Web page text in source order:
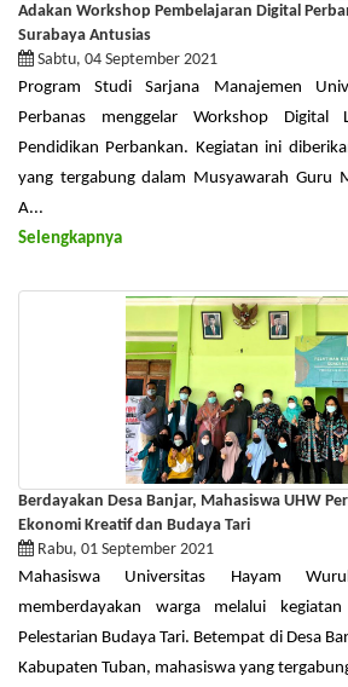
Adakan Workshop Pembelajaran Digital
Surabaya Antusias
Sabtu, 04 September 2021
Program Studi Sarjana Manajemen
Perbanas menggelar Workshop Digital
Pendidikan Perbankan. Kegiatan ini
yang tergabung dalam Musyawarah Guru
A...
Selengkapnya
Berdayakan Desa Banjar, Mahasiswa UHW
Ekonomi Kreatif dan Budaya Tari
Rabu, 01 September 2021
Mahasiswa Universitas Hayam
memberdayakan warga melalui
Pelestarian Budaya Tari. Betempat di Desa
Kabupaten Tuban, mahasiswa yang